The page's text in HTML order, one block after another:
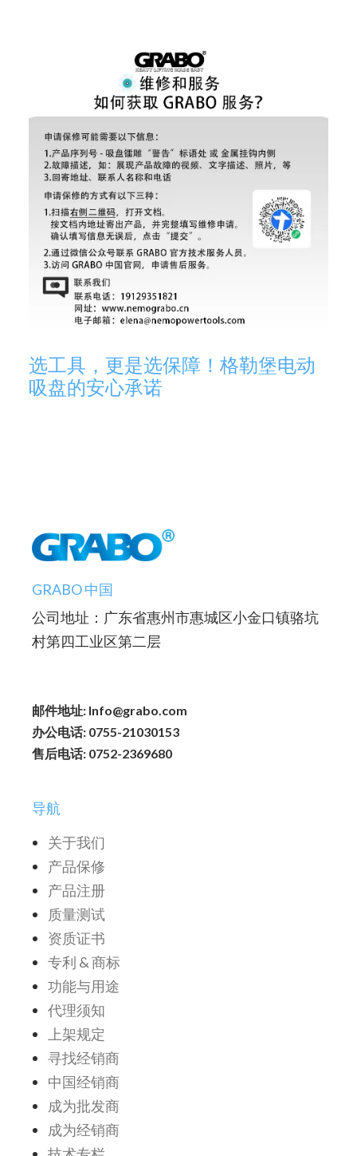
选工具，更是选保障！格勒堡电动
吸盘的安心承诺
GRABO 中国
公司地址：广东省惠州市惠城区小金口镇骆坑
村第四工业区第二层
邮件地址: Info@grabo.com
办公电话: 0755-21030153
售后电话: 0752-2369680
导航
关于我们
产品保修
产品注册
质量测试
资质证书
专利 & 商标
功能与用途
代理须知
上架规定
寻找经销商
中国经销商
成为批发商
成为经销商